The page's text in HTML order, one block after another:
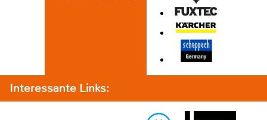
Interessante Links: